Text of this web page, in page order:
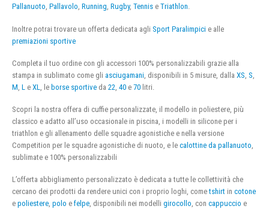
Pallanuoto, Pallavolo, Running, Rugby, Tennis e Triathlon.
Inoltre potrai trovare un offerta dedicata agli Sport Paralimpici e alle
premiazioni sportive
Completa il tuo ordine con gli accessori 100% personalizzabili grazie alla
stampa in sublimato come gli asciugamani , disponibili in 5 misure, dalla XS S
M L e XL , le borse sportive da 22 40 e 70 litri.
Scopri la nostra offera di cuffie personalizzate, il modello in poliestere, più
classico e adatto all’uso occasionale in piscina, i modelli in silicone per i
triathlon e gli allenamento delle squadre agonistiche e nella versione
Competition per le squadre agonistiche di nuoto, e le calottine da pallanuoto,
sublimate e 100% personalizzabili
L’offerta abbigliamento personalizzato è dedicata a tutte le collettività che
cercano dei prodotti da rendere unici con i proprio loghi, cometshirt in cotone
e poliestere, polo e felpe, disponibili nei modelli girocollo, con cappuccio e